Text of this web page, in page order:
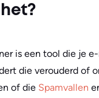
is een tool die je
die verouderd of
of die Spamvallen